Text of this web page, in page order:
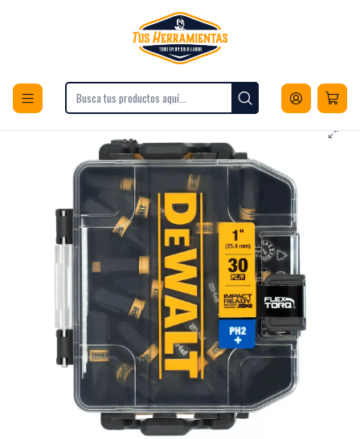
Envios a todo Chile
Accesorios para Herramientas
Adaptadores para Taladros
Set 30 Puntas Phillips 1" Flextorq f1ph2ir30 DeWalt